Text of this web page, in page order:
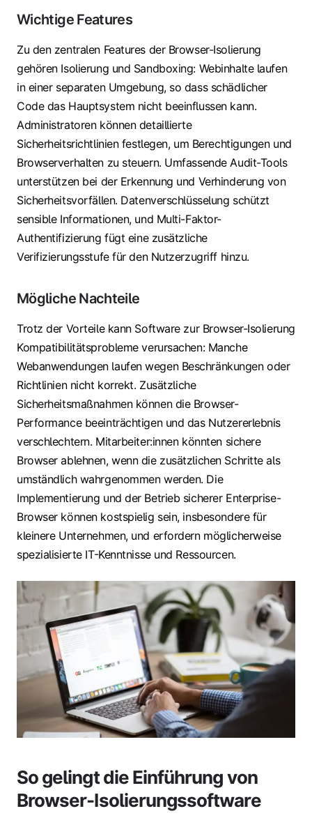
Wichtige Features
Zu den zentralen Features der Browser-Isolierung
gehören Isolierung und Sandboxing: Webinhalte laufen
in einer separaten Umgebung, so dass schädlicher
Code das Hauptsystem nicht beeinflussen kann.
Administratoren können detaillierte
Sicherheitsrichtlinien festlegen, um Berechtigungen und
Browserverhalten zu steuern. Umfassende Audit-Tools
unterstützen bei der Erkennung und Verhinderung von
Sicherheitsvorfällen. Datenverschlüsselung schützt
sensible Informationen, und Multi-Faktor-
Authentifizierung fügt eine zusätzliche
Verifizierungsstufe für den Nutzerzugriff hinzu.
Mögliche Nachteile
Trotz der Vorteile kann Software zur Browser-Isolierung
Kompatibilitätsprobleme verursachen: Manche
Webanwendungen laufen wegen Beschränkungen oder
Richtlinien nicht korrekt. Zusätzliche
Sicherheitsmaßnahmen können die Browser-
Performance beeinträchtigen und das Nutzererlebnis
verschlechtern. Mitarbeiter:innen könnten sichere
Browser ablehnen, wenn die zusätzlichen Schritte als
umständlich wahrgenommen werden. Die
Implementierung und der Betrieb sicherer Enterprise-
Browser können kostspielig sein, insbesondere für
kleinere Unternehmen, und erfordern möglicherweise
spezialisierte IT-Kenntnisse und Ressourcen.
So gelingt die Einführung von
Browser-Isolierungssoftware